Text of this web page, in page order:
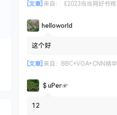
[文章] 来自： 《2023当当网好书榜70本》
helloworld
这个好
[文章] 来自： BBC+VOA+CNN精
＄uΡer☞
12